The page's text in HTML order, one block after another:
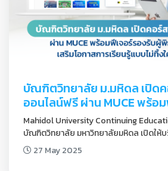
บัณฑิตวิทยาลัย ม.มหิดล เปิดค
ออนไลน์ฟรี ผ่าน MUCE พร้อ
พิการทางสายตา เสริมโอกาสก
ไม่ทิ้งใครไว้ข้างหลัง
Mahidol University Continuing
บัณฑิตวิทยาลัย มหาวิทยาลัยมหิดล เปิดให้
เรียนออนไลน์รูปแบบใหม่ ที่มุ่งเน้นการ “เรีย
แท้จริง
27 May 2025